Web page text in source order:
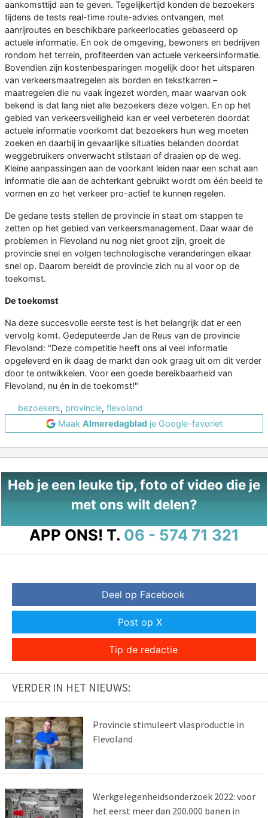
aankomsttijd aan te geven. Tegelijkertijd konden de bezoekers
tijdens de tests real-time route-advies ontvangen, met
aanrijroutes en beschikbare parkeerlocaties gebaseerd op
actuele informatie. En ook de omgeving, bewoners en bedrijven
rondom het terrein, profiteerden van actuele verkeersinformatie.
Bovendien zijn kostenbesparingen mogelijk door het uitsparen
van verkeersmaatregelen als borden en tekstkarren –
maatregelen die nu vaak ingezet worden, maar waarvan ook
bekend is dat lang niet alle bezoekers deze volgen. En op het
gebied van verkeersveiligheid kan er veel verbeteren doordat
actuele informatie voorkomt dat bezoekers hun weg moeten
zoeken en daarbij in gevaarlijke situaties belanden doordat
weggebruikers onverwacht stilstaan of draaien op de weg.
Kleine aanpassingen aan de voorkant leiden naar een schat aan
informatie die aan de achterkant gebruikt wordt om één beeld te
vormen en zo het verkeer pro-actief te kunnen regelen.
De gedane tests stellen de provincie in staat om stappen te
zetten op het gebied van verkeersmanagement. Daar waar de
problemen in Flevoland nu nog niet groot zijn, groeit de
provincie snel en volgen technologische veranderingen elkaar
snel op. Daarom bereidt de provincie zich nu al voor op de
toekomst.
De toekomst
Na deze succesvolle eerste test is het belangrijk dat er een
vervolg komt. Gedeputeerde Jan de Reus van de provincie
Flevoland: "Deze competitie heeft ons al veel informatie
opgeleverd en ik daag de markt dan ook graag uit om dit verder
door te ontwikkelen. Voor een goede bereikbaarheid van
Flevoland, nu én in de toekomst!"
bezoekers, provincie, flevoland
Maak Almeredagbladje Google-favoriet
Heb je een leuke tip, foto of video die je
met ons wilt delen?
APP ONS! T. 06 - 574 71 321
Deel op Facebook
Post op X
Tip de redactie
VERDER IN HET NIEUWS:
Provincie stimuleert vlasproductie in
Flevoland
Werkgelegenheidsonderzoek 2022: voor
het eerst meer dan 200.000 banen in